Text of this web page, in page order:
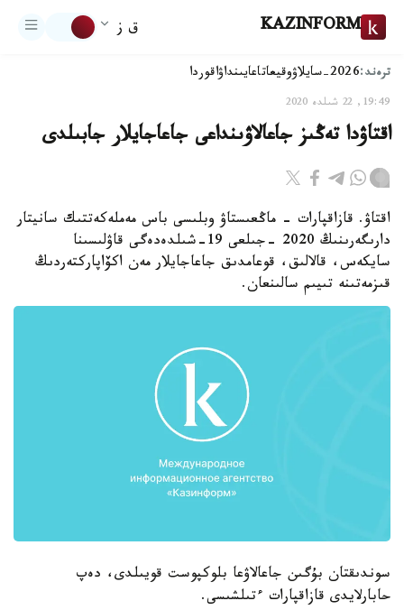
KAZINFORM ق ز
ترەند:2026-سايلاۋ وقيعاتاعايىنداۋاقوردا
19:49, 22 شىلدە 2020
اقتاۋدا تەڭىز جاعالاۋىنداعى جاعاجايلار جابىلدى
اقتاۋ. قازاقپارات - ماڭعىستاۋ وبلىسى باس مەملەكەتتىك سانيتار
دارىگەرىنىڭ 2020 -جىلعى 19-شىلدەدەگى قاۋلىسىنا
سايكەس، قالالىق، قوعامدىق جاعاجايلار مەن اكۆاپاركتەردىڭ
قىزمەتىنە تىيىم سالىنعان.
سوندىقتان بۇگىن جاعالاۋعا بلوكپوست قويىلدى، دەپ
حابارلايدى قازاقپارات ءتىلشىسى.